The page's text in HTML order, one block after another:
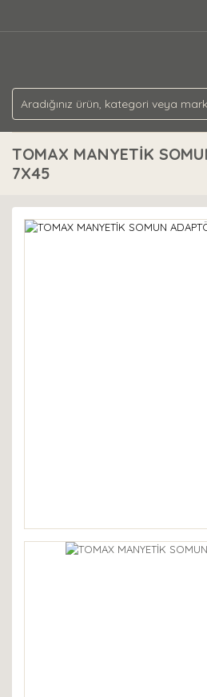
TOMAX MANYETİK
7X45